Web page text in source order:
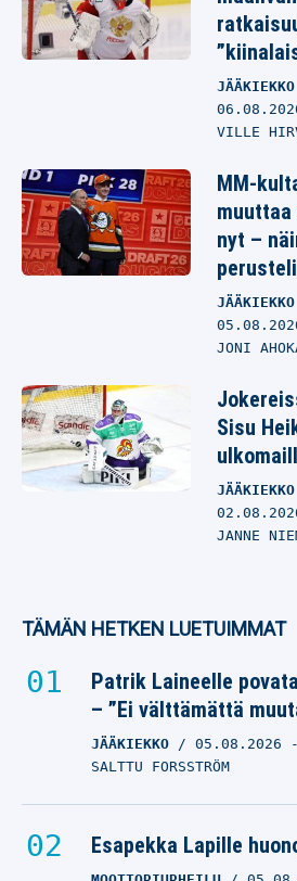
JÄÄKIEKKO
VILLE
MM-
nyt –
perusteli
JÄÄKIEKKO
JONI
Sisu
JÄÄKIEKKO
JANNE
TÄMÄN HETKEN LUETUIMMAT
Patrik Laineelle
– ”Ei välttämättä
JÄÄKIEKKO 05.08.2026
SALTTU FORSSTRÖM
Esapekka Lapille